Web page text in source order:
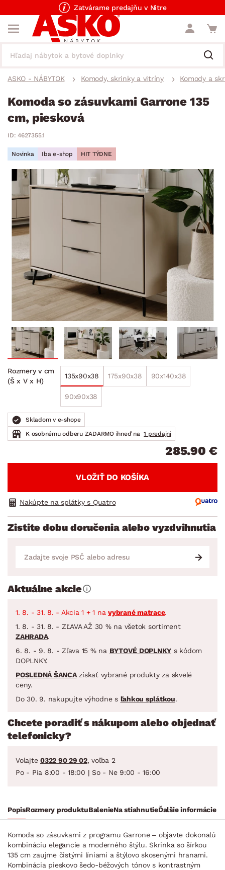
Zatvárame predajňu v Nitre
ASKO - NÁBYTOK Komody, skrinky a vitríny Komody a
Komoda so zásuvkami Garrone 135
cm, piesková
ID: 4627355.1
Novinka Iba e-shop HIT TÝDNE
Rozmery v cm
(Š x V x H)
135x90x38 175x90x38 90x140x38
90x90x38
Skladom v e-shope
K osobnému odberu ZADARMO ihneď na 1 predajni
285.90 €
VLOŽIŤ DO KOŠÍKA
Nakúpte na splátky s Quatro
Zistite dobu doručenia alebo vyzdvihnutia
Aktuálne akcie
1. 8. - 31. 8. - Akcia 1 + 1 na vybrané matrace.
1. 8. - 31. 8. - ZĽAVA AŽ 30 % na všetok sortiment
ZAHRADA.
6. 8. - 9. 8. - Zľava 15 % na BYTOVÉ DOPLNKY s kódom
DOPLNKY.
POSLEDNÁ ŠANCAzískať vybrané produkty za skvelé
ceny.
Do 30. 9. nakupujte výhodne s ľahkou splátkou.
Chcete poradiť s nákupom alebo objednať
telefonicky?
Volajte 0322 90 29 02, voľba 2
Po - Pia 8:00 - 18:00 | So - Ne 9:00 - 16:00
PopisRozmery produktuBalenieNa stiahnutieĎalšie informácie
Komoda so zásuvkami z programu Garrone – objavte dokonalú
kombináciu elegancie a moderného štýlu. Skrinka so šírkou
135 cm zaujme čistými líniami a štýlovo skosenými hranami.
Kombinácia pieskovo šedo-béžových tónov s kontrastným